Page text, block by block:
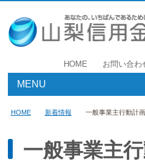
HOME お問い合わ
MENU
個人のお客様
事業者のお客様
HOME 新着情報 一般事業主行動計
一般事業主